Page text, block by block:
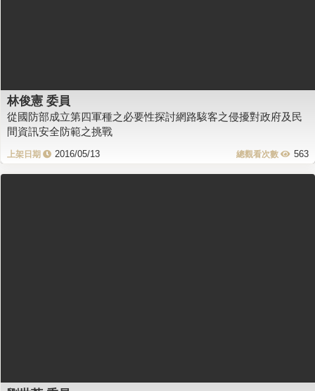
林俊憲 委員
從國防部成立第四軍種之必要性探討網路駭客之侵擾對政府及民
間資訊安全防範之挑戰
2016/05/13 563